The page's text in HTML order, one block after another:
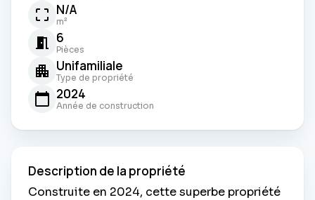
N/A
m²
6
Pièces
Unifamiliale
Type de propriété
2024
Année de construction
Description de la propriété
Construite en 2024, cette superbe propriété